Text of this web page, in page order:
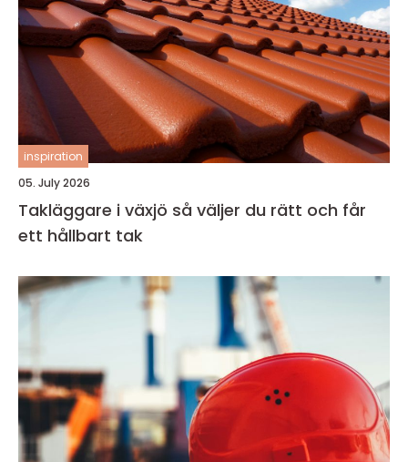
inspiration
05. July 2026
Takläggare i växjö så väljer du rätt och får
ett hållbart tak